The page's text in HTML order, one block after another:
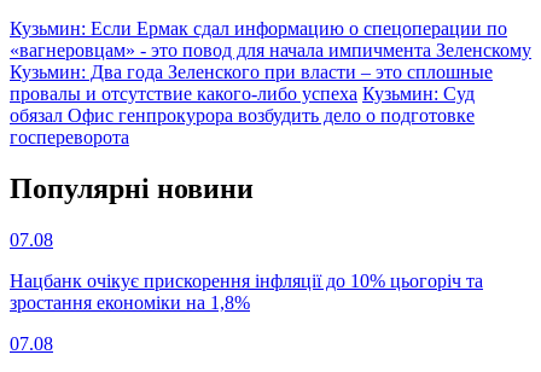
Кузьмин: Если Ермак сдал информацию о спецоперации по
«вагнеровцам» - это повод для начала импичмента Зеленскому
Кузьмин: Два года Зеленского при власти – это сплошные
провалы и отсутствие какого-либо успеха Кузьмин: Суд
обязал Офис генпрокурора возбудить дело о подготовке
госпереворота
Популярнi новини
07.08
Нацбанк очікує прискорення інфляції до 10% цьогоріч та
зростання економіки на 1,8%
07.08